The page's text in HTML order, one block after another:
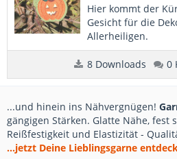
Hier kommt der
Gesicht für die
Allerheiligen.
8 Downloads 0
...und hinein ins Nähvergnügen!
gängigen Stärken. Glatte Nähe, fest
Reißfestigkeit und Elastizität -
...jetzt Deine Lieblingsgarne